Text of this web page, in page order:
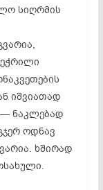
სიღრმის
იშვიათად
— ნაკლებად
ოდნავ
ხშირად